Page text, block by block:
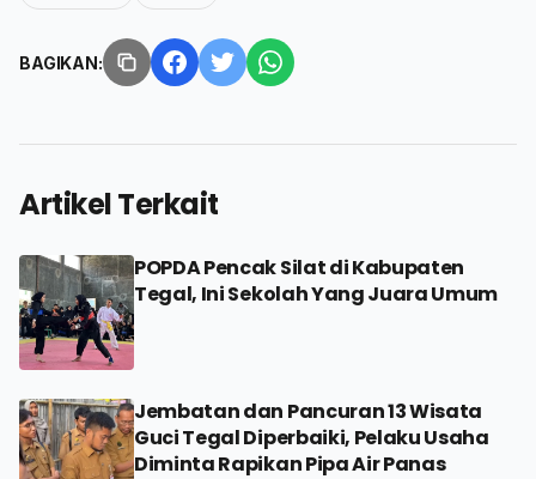
BAGIKAN:
Artikel Terkait
POPDA Pencak Silat di Kabupaten
Tegal, Ini Sekolah Yang Juara Umum
Jembatan dan Pancuran 13 Wisata
Guci Tegal Diperbaiki, Pelaku Usaha
Diminta Rapikan Pipa Air Panas